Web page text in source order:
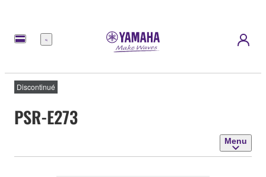
Menu
Discontinué
PSR-E273
Menu